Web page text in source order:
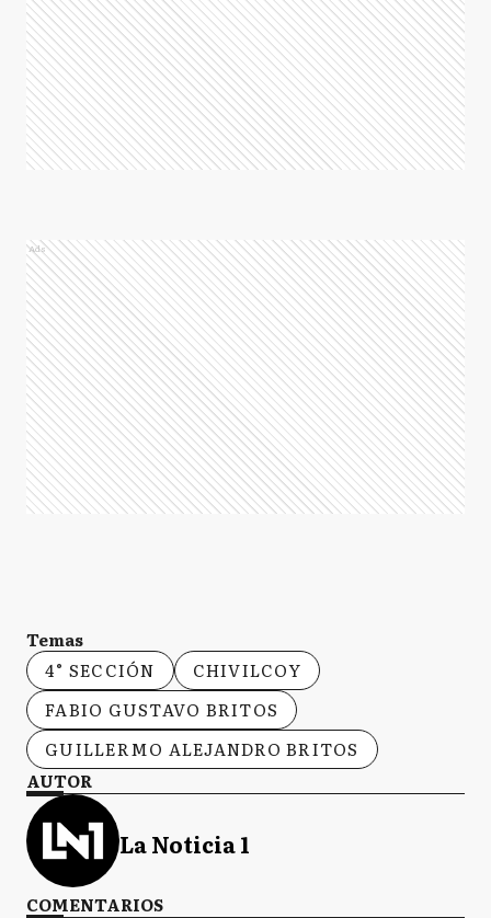
Ads
Temas
4° SECCIÓN
CHIVILCOY
FABIO GUSTAVO BRITOS
GUILLERMO ALEJANDRO BRITOS
AUTOR
La Noticia 1
COMENTARIOS